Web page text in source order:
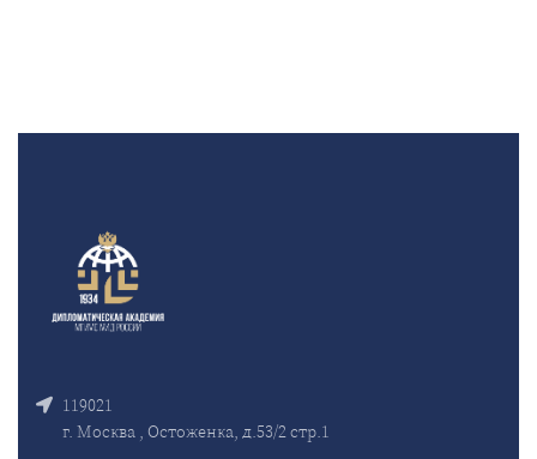
119021
г. Москва , Остоженка, д.53/2 стр.1